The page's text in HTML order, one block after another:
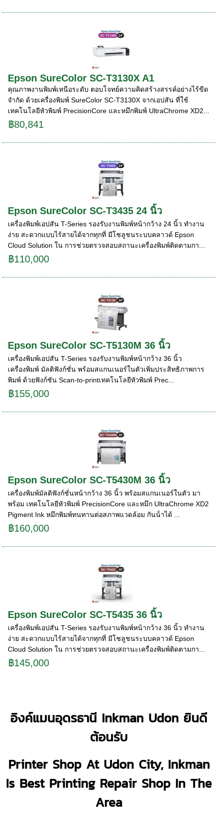
Epson SureColor SC-T3130X A1
คุณภาพงานพิมพ์เหนือระดับ ตอบโจทย์ความคิดสร้างสรรค์อย่างไร้ขีด
จำกัด ด้วยเครื่องพิมพ์ SureColor SC-T3130X จากเอปสัน ที่ใช้
เทคโนโลยีหัวพิมพ์ PrecisionCore และหมึกพิมพ์ UltraChrome XD2...
฿80,841
Epson SureColor SC-T3435 24 นิ้ว
เครื่องพิมพ์เอปสัน T-Series รองรับงานพิมพ์หน้ากว้าง 24 นิ้ว ทํางาน
ง่าย สะดวกแบบไร้สายได้จากทุกที่ มีโซลูชนระบบคลาวด์ Epson
Cloud Solution ใน การช่วยตรวจสอบสถานะเครื่องพิมพ์ติดตามกา...
฿110,000
Epson SureColor SC-T5130M 36 นิ้ว
เครื่องพิมพ์เอปสัน T-Series รองรับงานพิมพ์หน้ากว้าง 36 นิ้ว
เครื่องพิมพ์ มัลติฟังก์ชั่น พร้อมสแกนเนอร์ในตัวเพิ่มประสิทธิภาพการ
พิมพ์ ด้วยฟังก์ชัน Scan-to-printเทคโนโลยีหัวพิมพ์ Prec...
฿155,000
Epson SureColor SC-T5430M 36 นิ้ว
เครื่องพิมพ์มัลติฟังก์ชั่นหน้ากว้าง 36 นิ้ว พร้อมสแกนเนอร์ในตัว มา
พร้อม เทคโนโลยีหัวพิมพ์ PrecisionCore และหมึก UltraChrome XD2
Pigment Ink หมึกพิมพ์ทนทานต่อสภาพแวดล้อม กันน้ําได้ ...
฿160,000
Epson SureColor SC-T5435 36 นิ้ว
เครื่องพิมพ์เอปสัน T-Series รองรับงานพิมพ์หน้ากว้าง 36 นิ้ว ทํางาน
ง่าย สะดวกแบบไร้สายได้จากทุกที่ มีโซลูชนระบบคลาวด์ Epson
Cloud Solution ใน การช่วยตรวจสอบสถานะเครื่องพิมพ์ติดตามกา...
฿145,000
อิงค์แมนอุดรธานี Inkman Udon ยินดี
ต้อนรับ
Printer Shop At Udon City, Inkman
Is Best Printing Repair Shop In The
Area